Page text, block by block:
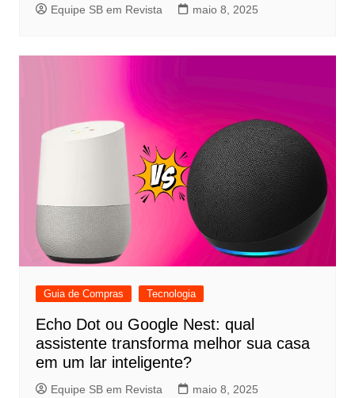
Equipe SB em Revista maio 8, 2025
Guia de Compras Tecnologia
Echo Dot ou Google Nest: qual
assistente transforma melhor sua casa
em um lar inteligente?
Equipe SB em Revista maio 8, 2025